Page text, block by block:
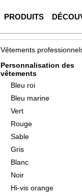
PRODUITS
Vêtements
Personnalisation des
vêtements
Bleu roi
Bleu marine
Vert
Rouge
Sable
Gris
Blanc
Noir
Hi-vis orange